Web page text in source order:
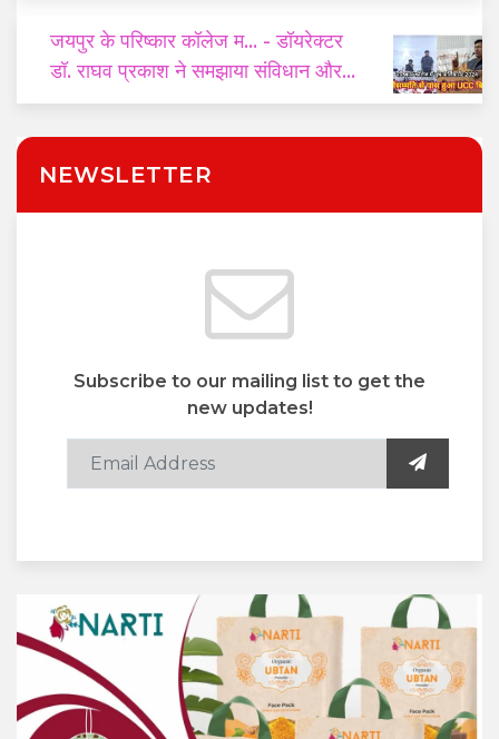
जयपुर के परिष्कार कॉलेज म... - डॉयरेक्टर
डॉ. राघव प्रकाश ने समझाया संविधान और
यूसीसी का महत्व
NEWSLETTER
Subscribe to our mailing list to get the
new updates!